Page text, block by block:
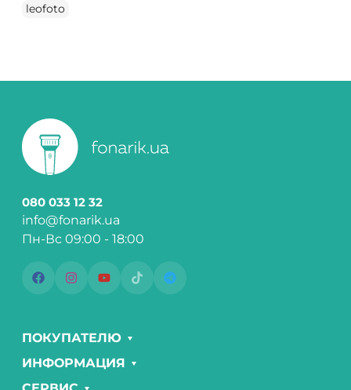
leofoto
080 033 12 32
info@fonarik.ua
Пн-Вс 09:00 - 18:00
ПОКУПАТЕЛЮ
ИНФОРМАЦИЯ